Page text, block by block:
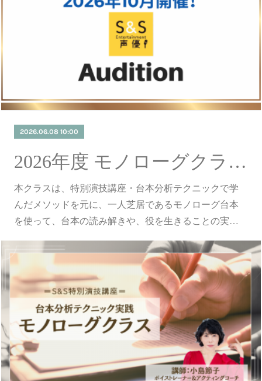
2026.06.08 10:00
2026年度 モノローグクラス受講生募集！
本クラスは、特別演技講座・台本分析テクニックで学
んだメソッドを元に、一人芝居であるモノローグ台本
を使って、台本の読み解きや、役を生きることの実…